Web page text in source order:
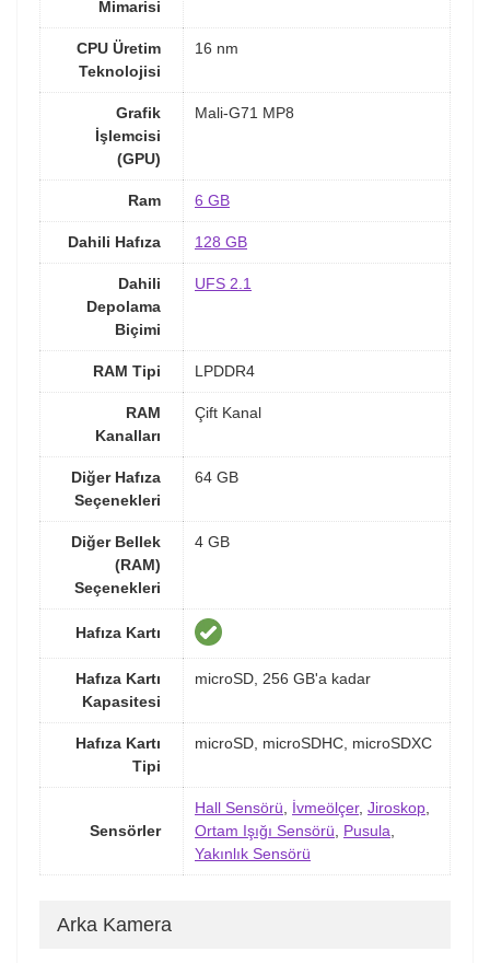
Mimarisi
CPU Üretim
Teknolojisi
16 nm
Grafik
İşlemcisi
(GPU)
Mali-G71 MP8
Ram 6 GB
Dahili Hafıza 128 GB
Dahili
Depolama
Biçimi
UFS 2.1
RAM Tipi LPDDR4
RAM
Kanalları
Çift Kanal
Diğer Hafıza
Seçenekleri
64 GB
Diğer Bellek
(RAM)
Seçenekleri
4 GB
Hafıza Kartı
Hafıza Kartı
Kapasitesi
microSD, 256 GB'a kadar
Hafıza Kartı
Tipi
microSD, microSDHC, microSDXC
Sensörler
Hall Sensörü İvmeölçer, Jiroskop
Ortam Işığı Sensörü
Pusula
Yakınlık Sensörü
Arka Kamera